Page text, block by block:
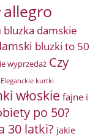
allegro
bluzka damskie
bluzki to 50
wyprzedaż Czy
Eleganckie kurtki
włoskie fajne i
po 50?
30 latki? jakie